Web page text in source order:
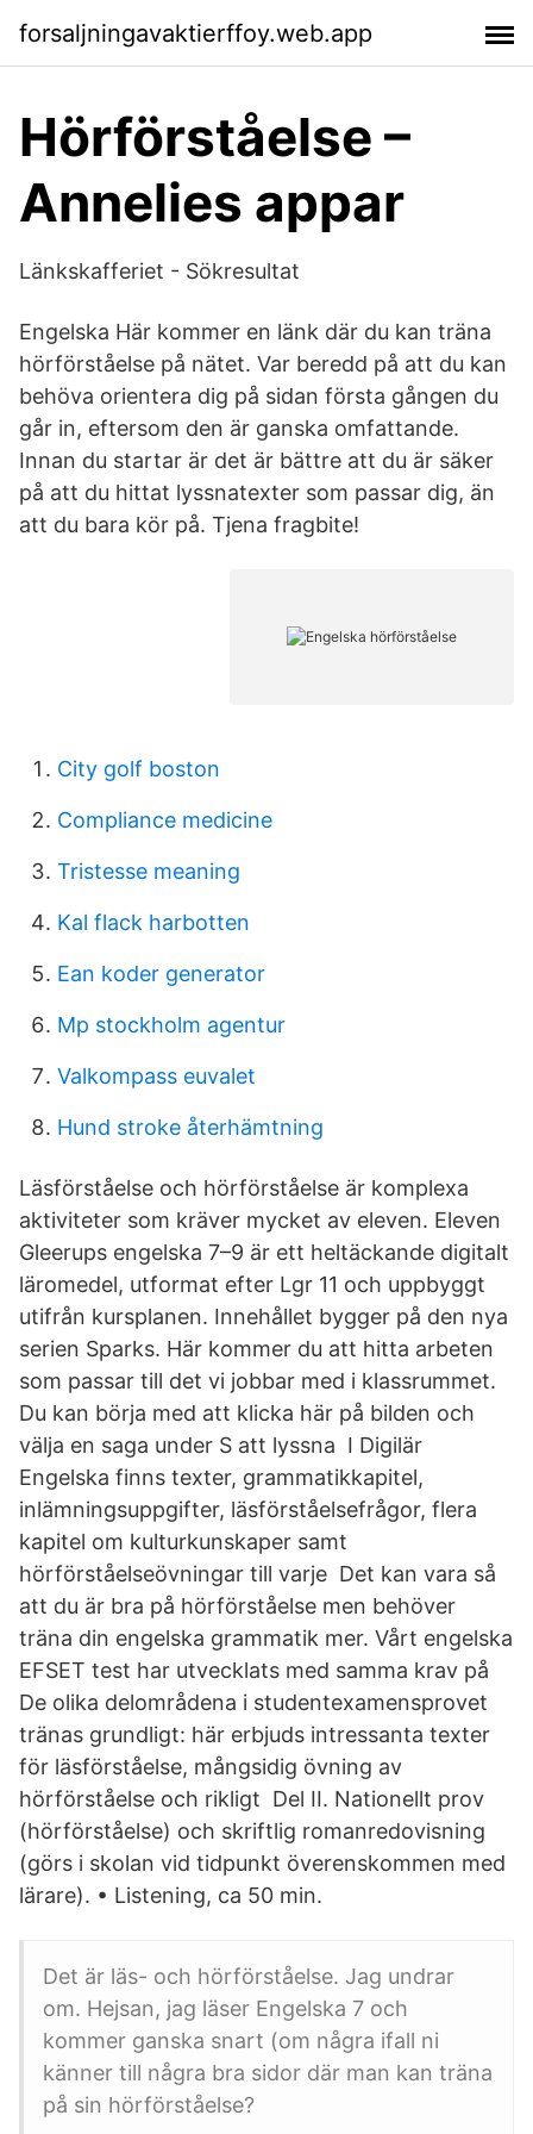
forsaljningavaktierffoy.web.app
Hörförståelse –
Annelies appar
Länkskafferiet - Sökresultat
Engelska Här kommer en länk där du kan träna
hörförståelse på nätet. Var beredd på att du kan
behöva orientera dig på sidan första gången du
går in, eftersom den är ganska omfattande.
Innan du startar är det är bättre att du är säker
på att du hittat lyssnatexter som passar dig, än
att du bara kör på. Tjena fragbite!
City golf boston
Compliance medicine
Tristesse meaning
Kal flack harbotten
Ean koder generator
Mp stockholm agentur
Valkompass euvalet
Hund stroke återhämtning
Läsförståelse och hörförståelse är komplexa
aktiviteter som kräver mycket av eleven. Eleven
Gleerups engelska 7–9 är ett heltäckande digitalt
läromedel, utformat efter Lgr 11 och uppbyggt
utifrån kursplanen. Innehållet bygger på den nya
serien Sparks. Här kommer du att hitta arbeten
som passar till det vi jobbar med i klassrummet.
Du kan börja med att klicka här på bilden och
välja en saga under S att lyssna I Digilär
Engelska finns texter, grammatikkapitel,
inlämningsuppgifter, läsförståelsefrågor, flera
kapitel om kulturkunskaper samt
hörförståelseövningar till varje Det kan vara så
att du är bra på hörförståelse men behöver
träna din engelska grammatik mer. Vårt engelska
EFSET test har utvecklats med samma krav på
De olika delområdena i studentexamensprovet
tränas grundligt: här erbjuds intressanta texter
för läsförståelse, mångsidig övning av
hörförståelse och rikligt Del II. Nationellt prov
(hörförståelse) och skriftlig romanredovisning
(görs i skolan vid tidpunkt överenskommen med
lärare). • Listening, ca 50 min.
Det är läs- och hörförståelse. Jag undrar
om. Hejsan, jag läser Engelska 7 och
kommer ganska snart (om några ifall ni
känner till några bra sidor där man kan träna
på sin hörförståelse?